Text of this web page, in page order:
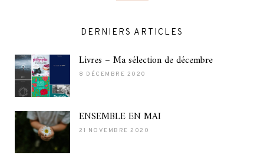
DERNIERS ARTICLES
Livres – Ma sélection de décembre
8 DÉCEMBRE 2020
ENSEMBLE EN MAI
21 NOVEMBRE 2020